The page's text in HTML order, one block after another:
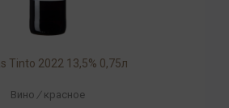
Tinto 2022 13,5% 0,75л
Вино / красное